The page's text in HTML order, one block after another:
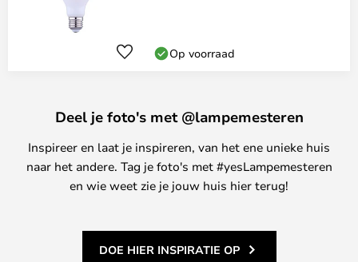
Op voorraad
Deel je foto's met @lampemesteren
Inspireer en laat je inspireren, van het ene unieke huis
naar het andere. Tag je foto's met #yesLampemesteren
en wie weet zie je jouw huis hier terug!
DOE HIER INSPIRATIE OP